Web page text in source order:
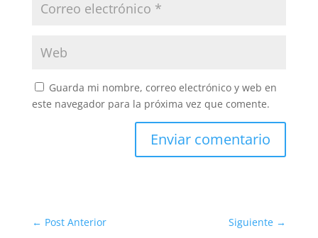
Guarda mi nombre, correo electrónico y web en
este navegador para la próxima vez que comente.
Enviar comentario
← Post Anterior Siguiente →